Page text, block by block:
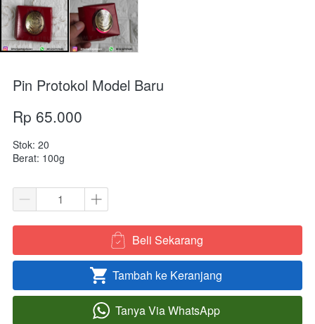
Pin Protokol Model Baru
Rp 65.000
Stok: 20
Berat: 100g
` Beli Sekarang
` Tambah ke Keranjang
` Tanya Via WhatsApp